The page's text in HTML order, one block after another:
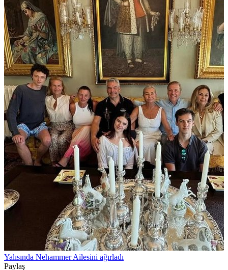
Yalısında Nehammer Ailesini ağırladı
Paylaş